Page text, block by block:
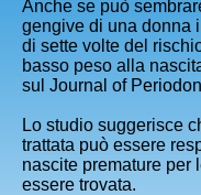
Anche se può
gengive di una donna
di sette volte del
basso peso alla
sul Journal of
Lo studio suggerisce
trattata può essere
nascite premature per
essere trovata.